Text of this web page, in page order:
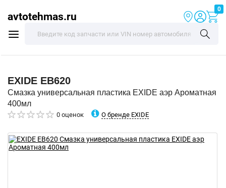
avtotehmas.ru
0
EXIDE EB620
Смазка универсальная пластика EXIDE аэр Ароматная
400мл
0 оценок О бренде EXIDE